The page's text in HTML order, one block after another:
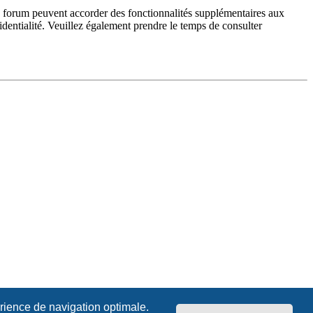
de navigation optimale.
peuvent accorder des fonctionnalités supplémentaires aux
Veuillez également prendre le temps de consulter